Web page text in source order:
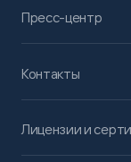
Пресс-центр
Контакты
Лицензии и